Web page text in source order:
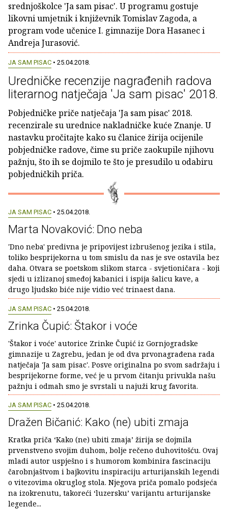
srednjoškolce 'Ja sam pisac'. U programu gostuje
likovni umjetnik i književnik Tomislav Zagoda, a
program vode učenice I. gimnazije Dora Hasanec i
Andreja Jurasović.
JA SAM PISAC • 25.04.2018.
Uredničke recenzije nagrađenih radova
literarnog natječaja 'Ja sam pisac' 2018.
Pobjedničke priče natječaja 'Ja sam pisac' 2018.
recenzirale su urednice nakladničke kuće Znanje. U
nastavku pročitajte kako su članice žirija ocijenile
pobjedničke radove, čime su priče zaokupile njihovu
pažnju, što ih se dojmilo te što je presudilo u odabiru
pobjedničkih priča.
JA SAM PISAC • 25.04.2018.
Marta Novaković: Dno neba
'Dno neba' predivna je pripovijest izbrušenog jezika i stila,
toliko besprijekorna u tom smislu da nas je sve ostavila bez
daha. Otvara se poetskom slikom starca - svjetioničara - koji
sjedi u izlizanoj smeđoj kabanici i ispija šalicu kave, a
drugo ljudsko biće nije vidio već trinaest dana.
JA SAM PISAC • 25.04.2018.
Zrinka Čupić: Štakor i voće
'Štakor i voće' autorice Zrinke Čupić iz Gornjogradske
gimnazije u Zagrebu, jedan je od dva prvonagrađena rada
natječaja 'Ja sam pisac'. Posve originalna po svom sadržaju i
besprijekorne forme, već je u prvom čitanju privukla našu
pažnju i odmah smo je svrstali u najuži krug favorita.
JA SAM PISAC • 25.04.2018.
Dražen Bičanić: Kako (ne) ubiti zmaja
Kratka priča ‘Kako (ne) ubiti zmaja’ žirija se dojmila
prvenstveno svojim duhom, bolje rečeno duhovitošću. Ovaj
mladi autor uspješno i s humorom kombinira fascinaciju
čarobnjaštvom i bajkovitu inspiraciju arturijanskih legendi
o vitezovima okruglog stola. Njegova priča pomalo podsjeća
na izokrenutu, takoreći ‘luzersku’ varijantu arturijanske
legende...